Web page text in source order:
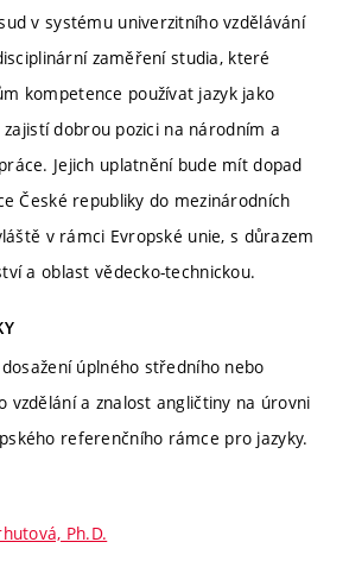
v systému univerzitního vzdělávání
zaměření studia, které
kompetence používat jazyk jako
dobrou pozici na národním a
Jejich uplatnění bude mít dopad
České republiky do mezinárodních
v rámci Evropské unie, s důrazem
a oblast vědecko-technickou.
úplného středního nebo
vzdělání a znalost angličtiny na úrovni
referenčního rámce pro jazyky.
Ph.D.